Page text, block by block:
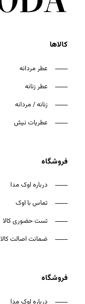
کالاها
عطر مردانه
عطر زنانه
زنانه / مردانه
عطریات نیش
فروشگاه
درباره اوک مدا
تماس با اوک
تست حضوری کالا
ضمانت اصالت کالا
فروشگاه
درباره اوک مدا